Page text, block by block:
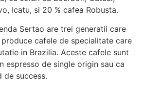
Icatu, si 20 % cafea Robusta.
Sertao are trei generatii care
cafele de specialitate care
in Brazilia. Aceste cafele sunt
espresso de single origin sau ca
de success.